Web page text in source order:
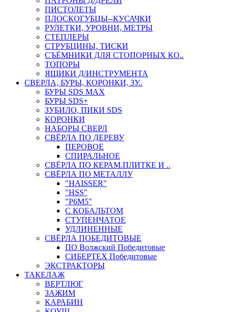
ПИСТОЛЕТЫ
ПЛОСКОГУБЦЫ--КУСАЧКИ
РУЛЕТКИ, УРОВНИ, МЕТРЫ
СТЕПЛЕРЫ
СТРУБЦИНЫ, ТИСКИ
СЪЁМНИКИ ДЛЯ СТОПОРНЫХ КО..
ТОПОРЫ
ЯЩИКИ Д/ИНСТРУМЕНТА
СВЕРЛА, БУРЫ, КОРОНКИ, ЗУ..
БУРЫ SDS MAX
БУРЫ SDS+
ЗУБИЛО, ПИКИ SDS
КОРОНКИ
НАБОРЫ СВЕРЛ
СВЁРЛА ПО ДЕРЕВУ
ПЕРОВОЕ
СПИРАЛЬНОЕ
СВЁРЛА ПО КЕРАМ.ПЛИТКЕ И ..
СВЁРЛА ПО МЕТАЛЛУ
"HAISSER"
"HSS"
"Р6М5"
С КОБАЛЬТОМ
СТУПЕНЧАТОЕ
УДЛИНЕННЫЕ
СВЁРЛА ПОБЕДИТОВЫЕ
ПО Волжский Победитовые
СИБЕРТЕХ Победитовые
ЭКСТРАКТОРЫ
ТАКЕЛАЖ
ВЕРТЛЮГ
ЗАЖИМ
КАРАБИН